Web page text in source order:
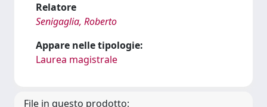
Relatore
Senigaglia, Roberto
Appare nelle tipologie:
Laurea magistrale
File in questo prodotto: